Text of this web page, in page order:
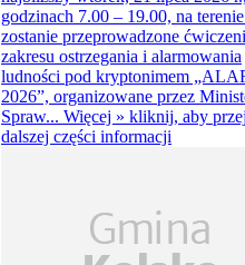
godzinach 7.00 – 19.00, na
zostanie przeprowadzone
zakresu ostrzegania i alarmowania
ludności pod kryptonimem
2026”, organizowane przez
Spraw... Więcej » kliknij, aby
dalszej części informacji